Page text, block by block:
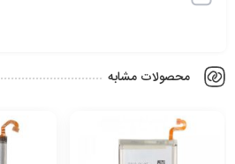
محصولات مشابه